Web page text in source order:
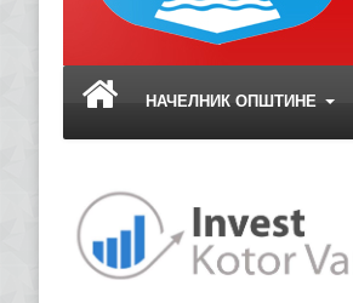
НАЧЕЛНИК ОПШТИНЕ